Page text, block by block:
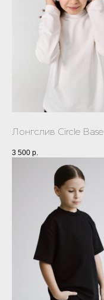
Лонгслив Circle Base
3 500 р.